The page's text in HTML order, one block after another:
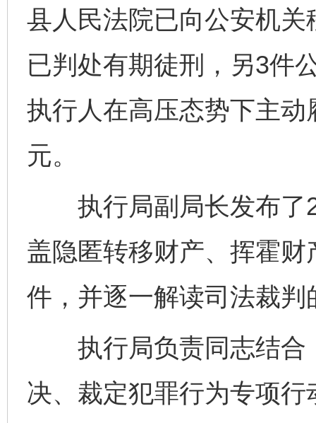
县人民法院已向公安机
已判处有期徒刑，另3件
执行人在高压态势下主
元。
执行局副局长发布了2
盖隐匿转移财产、挥霍
件，并逐一解读司法裁判
执行局负责同志结合
决、裁定犯罪行为专项